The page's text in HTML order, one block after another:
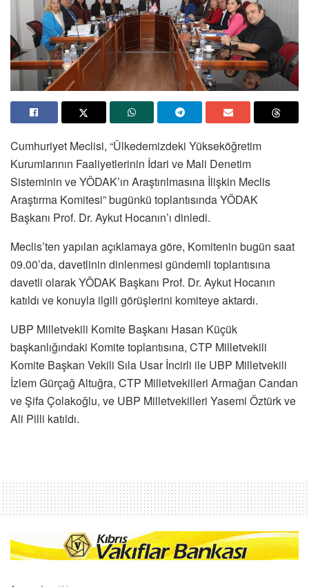
Cumhuriyet Meclisi, “Ülkedemizdeki Yükseköğretim
Kurumlarının Faaliyetlerinin İdari ve Mali Denetim
Sisteminin ve YÖDAK’ın Araştırılmasına İlişkin Meclis
Araştırma Komitesi” bugünkü toplantısında YÖDAK
Başkanı Prof. Dr. Aykut Hocanın’ı dinledi.
Meclis’ten yapılan açıklamaya göre, Komitenin bugün saat
09.00’da, davetlinin dinlenmesi gündemli toplantısına
davetli olarak YÖDAK Başkanı Prof. Dr. Aykut Hocanın
katıldı ve konuyla ilgili görüşlerini komiteye aktardı.
UBP Milletvekili Komite Başkanı Hasan Küçük
başkanlığındaki Komite toplantısına, CTP Milletvekili
Komite Başkan Vekili Sıla Usar İncirli ile UBP Milletvekili
İzlem Gürçağ Altuğra, CTP Milletvekilleri Armağan Candan
ve Şifa Çolakoğlu, ve UBP Milletvekilleri Yasemi Öztürk ve
Ali Pilli katıldı.